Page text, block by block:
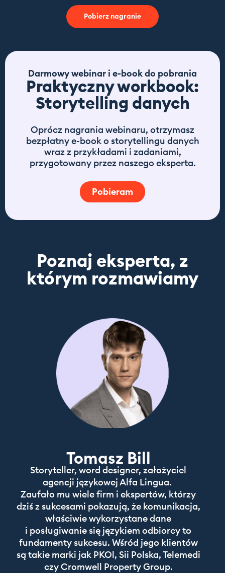
Pobierz nagranie
Darmowy webinar i e-book do pobrania
Praktyczny workbook:
Storytelling danych
Oprócz nagrania webinaru, otrzymasz
bezpłatny e-book o storytellingu danych
wraz z przykładami i zadaniami,
przygotowany przez naszego eksperta.
Pobieram
Poznaj eksperta, z
którym rozmawiamy
Tomasz Bill
Storyteller, word designer, założyciel
agencji językowej Alfa Lingua.
Zaufało mu wiele firm i ekspertów, którzy
dziś z sukcesami pokazują, że komunikacja,
właściwie wykorzystane dane
i posługiwanie się językiem odbiorcy to
fundamenty sukcesu. Wśród jego klientów
są takie marki jak PKOl, Sii Polska, Telemedi
czy Cromwell Property Group.